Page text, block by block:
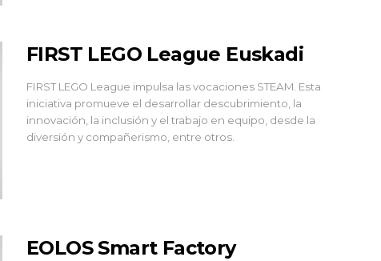
FIRST LEGO League Euskadi
FIRST LEGO League impulsa las vocaciones STEAM. Esta
iniciativa promueve el desarrollar descubrimiento, la
innovación, la inclusión y el trabajo en equipo, desde la
diversión y compañerismo, entre otros.
EOLOS Smart Factory